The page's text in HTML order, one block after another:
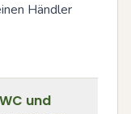
Händler
und